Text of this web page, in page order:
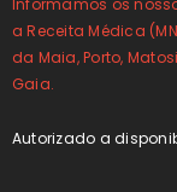
Informamos os
a Receita Médica
da Maia, Porto,
Gaia.
Autorizado a